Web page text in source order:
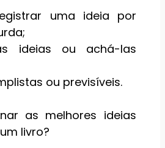
uma ideia por
ideias ou achá-las
ou previsíveis.
as melhores ideias
livro?